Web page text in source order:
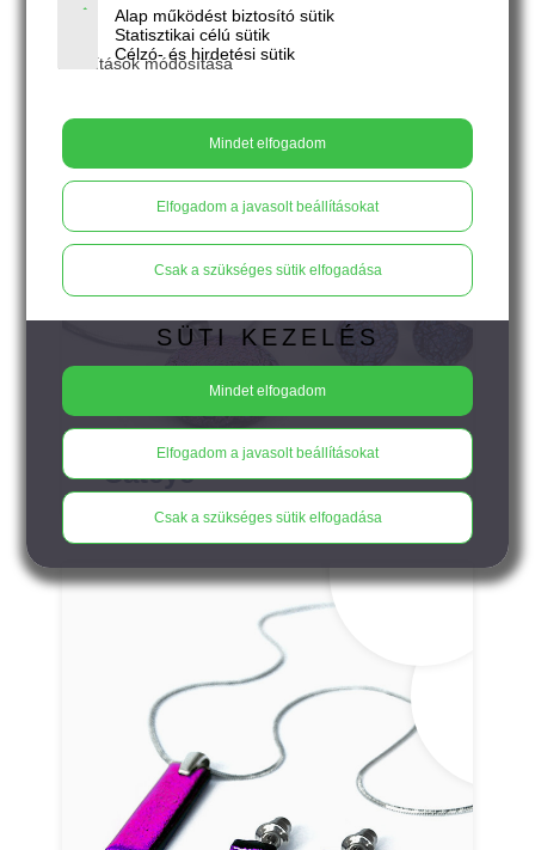
Saltare
Cateye
Alap működést biztosító sütik
Statisztikai célú sütik
Célzó- és hirdetési sütik
Beállítások módosítása
Mindet elfogadom
Elfogadom a javasolt beállításokat
Csak a szükséges sütik elfogadása
SÜTI KEZELÉS
Mindet elfogadom
Elfogadom a javasolt beállításokat
Csak a szükséges sütik elfogadása